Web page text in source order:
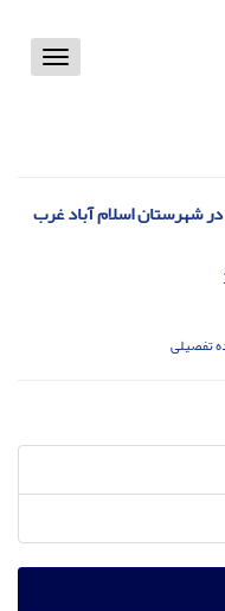
Toggle
شهرستان اسلام آباد غرب
تفصیلی